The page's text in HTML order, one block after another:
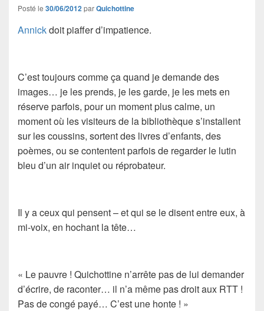
Posté le 30/06/2012 parQuichottine
Annickdoit piaffer d’impatience.
C’est toujours comme ça quand je demande des
images… je les prends, je les garde, je les mets en
réserve parfois, pour un moment plus calme, un
moment où les visiteurs de la bibliothèque s’installent
sur les coussins, sortent des livres d’enfants, des
poèmes, ou se contentent parfois de regarder le lutin
bleu d’un air inquiet ou réprobateur.
Il y a ceux qui pensent – et qui se le disent entre eux, à
mi-voix, en hochant la tête…
« Le pauvre ! Quichottine n’arrête pas de lui demander
d’écrire, de raconter… il n’a même pas droit aux RTT !
Pas de congé payé… C’est une honte ! »